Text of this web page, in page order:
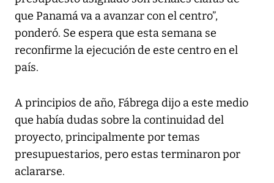
que Panamá va a avanzar con el centro”,
ponderó. Se espera que esta semana se
reconfirme la ejecución de este centro en el
país.
A principios de año, Fábrega dijo a este medio
que había dudas sobre la continuidad del
proyecto, principalmente por temas
presupuestarios, pero estas terminaron por
aclararse.